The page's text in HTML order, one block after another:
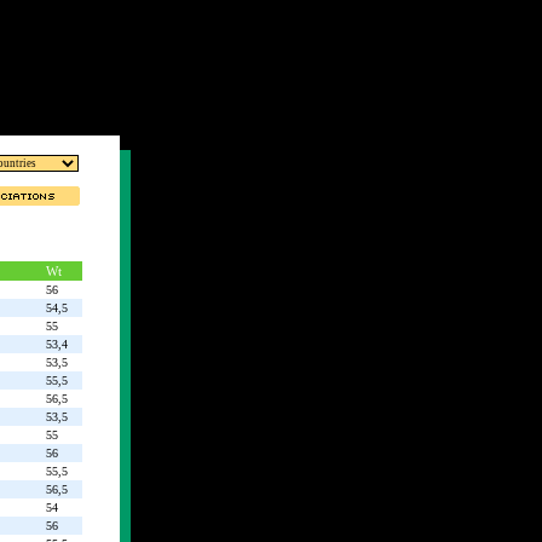
Wt
56
54,5
55
53,4
53,5
55,5
56,5
53,5
55
56
55,5
56,5
54
56